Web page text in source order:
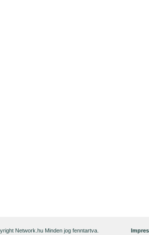
Network.hu Minden jog fenntartva.